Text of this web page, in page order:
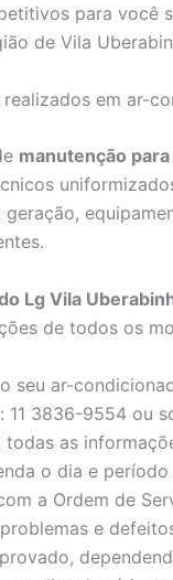
para você
de Vila
em ar-
manutenção
Lg Vila
de todos os
seu ar-
3836-9554 ou
as
o dia e
a Ordem de
e